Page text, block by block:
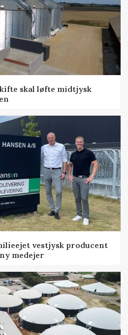
skal løfte midtjysk
vestjysk producent
medejer